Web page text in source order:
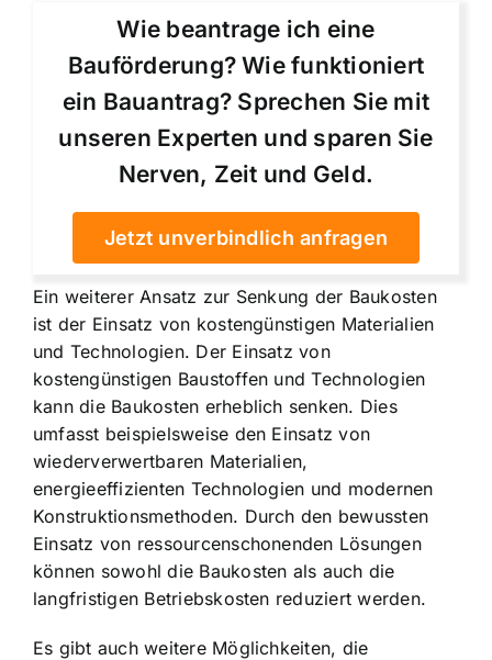
Wie beantrage ich eine
Bauförderung? Wie funktioniert
ein Bauantrag? Sprechen Sie mit
unseren Experten und sparen Sie
Nerven, Zeit und Geld.
Jetzt unverbindlich anfragen
Ein weiterer Ansatz zur Senkung der Baukosten
ist der Einsatz von kostengünstigen Materialien
und Technologien. Der Einsatz von
kostengünstigen Baustoffen und Technologien
kann die Baukosten erheblich senken. Dies
umfasst beispielsweise den Einsatz von
wiederverwertbaren Materialien,
energieeffizienten Technologien und modernen
Konstruktionsmethoden. Durch den bewussten
Einsatz von ressourcenschonenden Lösungen
können sowohl die Baukosten als auch die
langfristigen Betriebskosten reduziert werden.
Es gibt auch weitere Möglichkeiten, die